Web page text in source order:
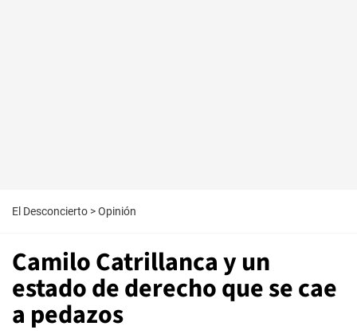
El Desconcierto >Opinión
Camilo Catrillanca y un
estado de derecho que se cae
a pedazos